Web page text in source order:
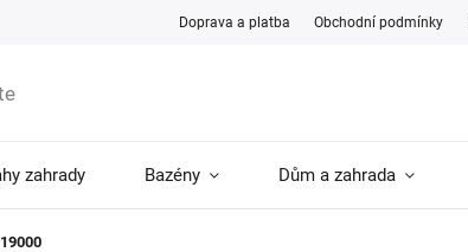
Doprava a platba Obchodní podmínky
zahrady Bazény Dům a zahrada